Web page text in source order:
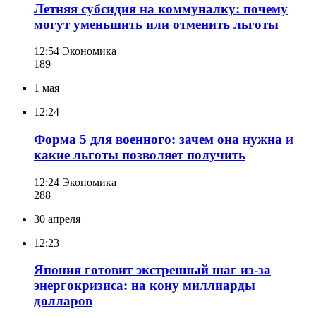
Летняя субсидия на коммуналку: почему
могут уменьшить или отменить льготы
12:54 Экономика
189
1 мая
12:24
Форма 5 для военного: зачем она нужна и
какие льготы позволяет получить
12:24 Экономика
288
30 апреля
12:23
Япония готовит экстренный шаг из-за
энергокризиса: на кону миллиарды
долларов